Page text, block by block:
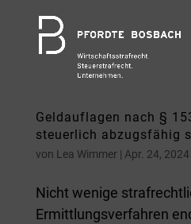
Geldauflagen nach §
steuerlich abzugsfähig
von Lea Wimmer | Apr. 24, 2024
Nicht wenige
Ermittlungsverfahren